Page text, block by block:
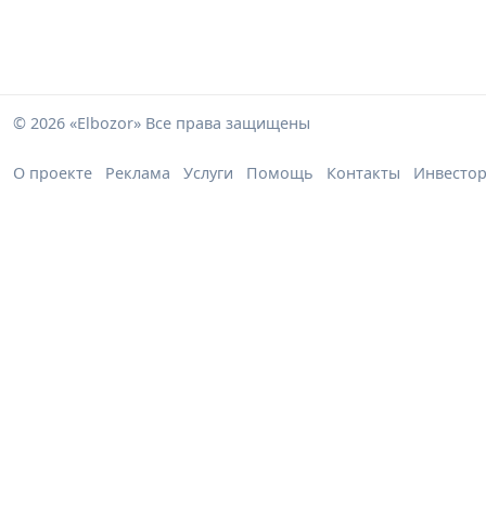
© 2026 «Elbozor» Все права защищены
О проекте Реклама Услуги Помощь Контакты